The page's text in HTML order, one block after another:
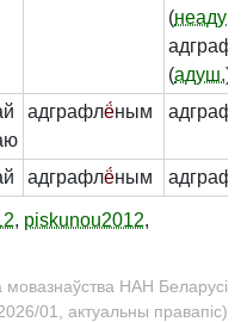
(
(адуш.)
адграфлё́ным
адграфлё́ным
, piskunou2012,
мовазнаўства НАН Беларусі
01, актуальны правапіс)